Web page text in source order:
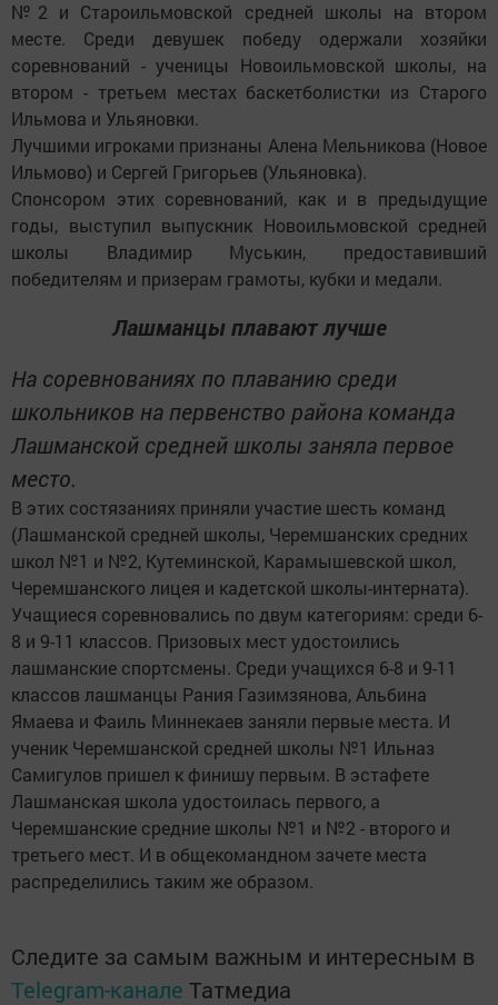
№2 и Староильмовской средней школы на втором
месте. Среди девушек победу одержали хозяйки
соревнований - ученицы Новоильмовской школы, на
втором - третьем местах баскетболистки из Старого
Ильмова и Ульяновки.
Лучшими игроками признаны Алена Мельникова (Новое
Ильмово) и Сергей Григорьев (Ульяновка).
Спонсором этих соревнований, как и в предыдущие
годы, выступил выпускник Новоильмовской средней
школы Владимир Муськин, предоставивший
победителям и призерам грамоты, кубки и медали.
Лашманцы плавают лучше
На соревнованиях по плаванию среди
школьников на первенство района команда
Лашманской средней школы заняла первое
место.
В этих состязаниях приняли участие шесть команд
(Лашманской средней школы, Черемшанских средних
школ №1 и №2, Кутеминской, Карамышевской школ,
Черемшанского лицея и кадетской школы-интерната).
Учащиеся соревновались по двум категориям: среди 6-
8 и 9-11 классов. Призовых мест удостоились
лашманские спортсмены. Среди учащихся 6-8 и 9-11
классов лашманцы Рания Газимзянова, Альбина
Ямаева и Фаиль Миннекаев заняли первые места. И
ученик Черемшанской средней школы №1 Ильназ
Самигулов пришел к финишу первым. В эстафете
Лашманская школа удостоилась первого, а
Черемшанские средние школы №1 и №2 - второго и
третьего мест. И в общекомандном зачете места
распределились таким же образом.
Следите за самым важным и интересным в
Telegram-канале Татмедиа